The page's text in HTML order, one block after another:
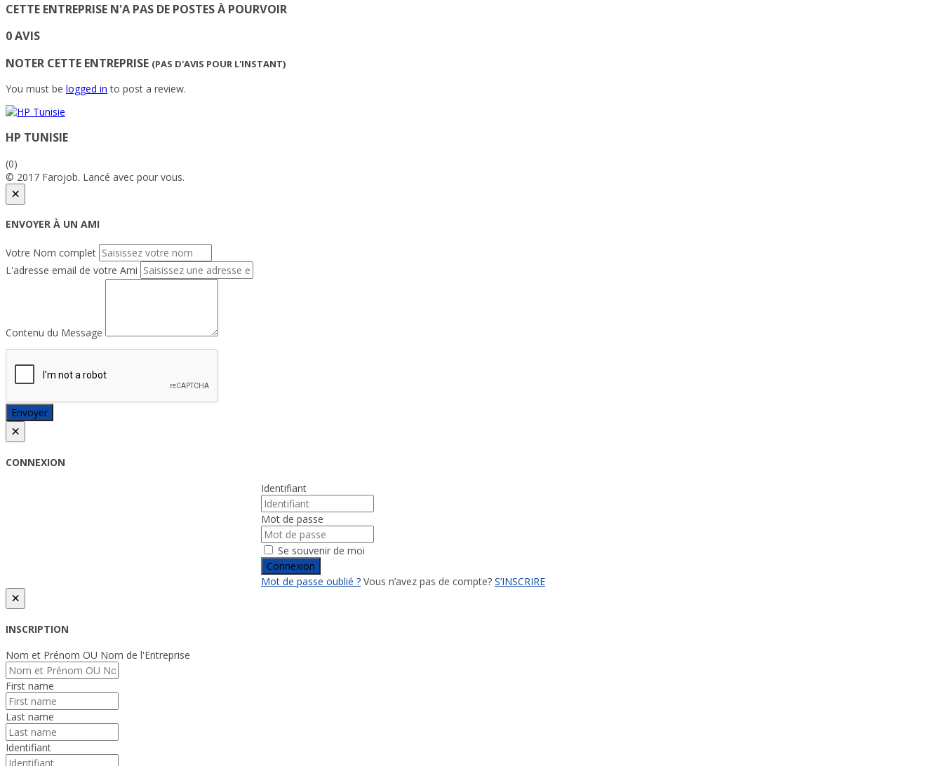
CETTE ENTREPRISE N'A PAS DE POSTES À POURVOIR
0 AVIS
NOTER CETTE ENTREPRISE (PAS D'AVIS POUR L'INSTANT)
You must be logged in to post a review.
HP TUNISIE
(0)
© 2017 Farojob. Lancé avec pour vous.
×
ENVOYER À UN AMI
Votre Nom complet
L'adresse email de votre Ami
Contenu du Message
Envoyer
×
CONNEXION
Identifiant
Mot de passe
Se souvenir de moi
Connexion
Mot de passe oublié ? Vous n’avez pas de compte? S’INSCRIRE
×
INSCRIPTION
Nom et Prénom OU Nom de l'Entreprise
First name
Last name
Identifiant